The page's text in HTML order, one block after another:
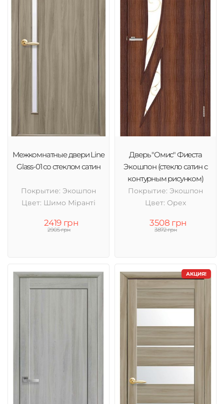
Межкомнатные двери Line
Glass-01 со стеклом сатин
Покрытие: Экошпон
Цвет: Шимо Міранті
2419 грн
2905 грн
Дверь "Омис" Фиеста
Экошпон (стекло сатин с
контурным рисунком)
Покрытие: Экошпон
Цвет: Орех
3508 грн
3872 грн
АКЦИЯ!